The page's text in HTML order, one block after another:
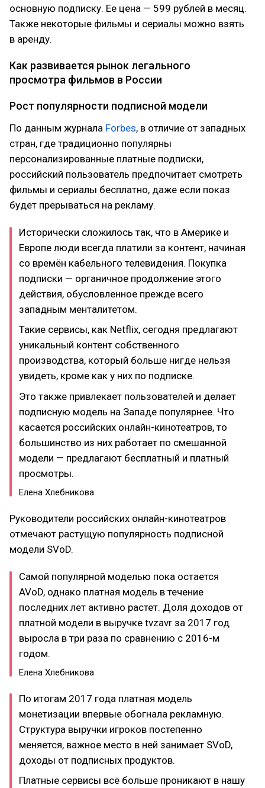
основную подписку. Ее цена — 599 рублей в месяц.
Также некоторые фильмы и сериалы можно взять
в аренду.
Как развивается рынок легального
просмотра фильмов в России
Рост популярности подписной модели
По данным журнала Forbes, в отличие от западных
стран, где традиционно популярны
персонализированные платные подписки,
российский пользователь предпочитает смотреть
фильмы и сериалы бесплатно, даже если показ
будет прерываться на рекламу.
Исторически сложилось так, что в Америке и
Европе люди всегда платили за контент, начиная
со времён кабельного телевидения. Покупка
подписки — органичное продолжение этого
действия, обусловленное прежде всего
западным менталитетом.
Такие сервисы, как Netflix, сегодня предлагают
уникальный контент собственного
производства, который больше нигде нельзя
увидеть, кроме как у них по подписке.
Это также привлекает пользователей и делает
подписную модель на Западе популярнее. Что
касается российских онлайн-кинотеатров, то
большинство из них работает по смешанной
модели — предлагают бесплатный и платный
просмотры.
Елена Хлебникова
Руководители российских онлайн-кинотеатров
отмечают растущую популярность подписной
модели SVoD.
Самой популярной моделью пока остается
AVoD, однако платная модель в течение
последних лет активно растет. Доля доходов от
платной модели в выручке tvzavr за 2017 год
выросла в три раза по сравнению с 2016-м
годом.
Елена Хлебникова
По итогам 2017 года платная модель
монетизации впервые обогнала рекламную.
Структура выручки игроков постепенно
меняется, важное место в ней занимает SVoD,
доходы от подписных продуктов.
Платные сервисы всё больше проникают в нашу